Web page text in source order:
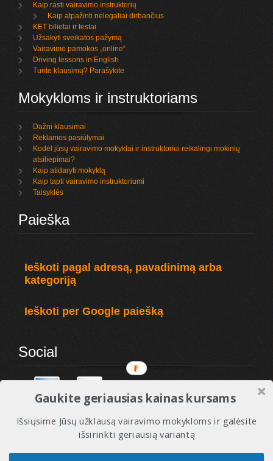
Kaip rasti vairavimo instruktorių
Kaip atpažinti nelegaliai dirbančius
KET bilietai ir testai
Užsakyti sveikatos pažymą
Vairavimo pamokos „online“
Driving lessons in English
Turite klausimų? Parašykite
Mokykloms ir instruktoriams
Dažni klausimai
Reklamos pasiūlymai
Kodėl jūsų vairavimo mokyklai ir instruktoriui reikalingi mokinių
atsiliepimai?
Kaip atidaryti mokyklą
Kaip tapti vairavimo instruktoriumi
Taisyklės
Paieška
Ieškoti pagal adresą, pavadinimą arba
kategoriją
Ieškoti per Google paiešką
Social
Gaukite geriausias kainas kursams
Išsiųsime Jūsų užklausą vairavimo mokykloms ir galėsite
išsirinkti geriausią variantą